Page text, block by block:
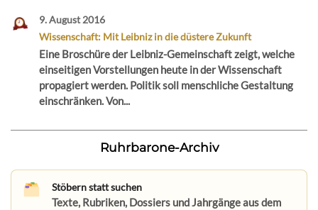
9. August 2016
Wissenschaft: Mit Leibniz in die düstere Zukunft
Eine Broschüre der Leibniz-Gemeinschaft zeigt, welche
einseitigen Vorstellungen heute in der Wissenschaft
propagiert werden. Politik soll menschliche Gestaltung
einschränken. Von...
Ruhrbarone-Archiv
Stöbern statt suchen
Texte, Rubriken, Dossiers und Jahrgänge aus dem